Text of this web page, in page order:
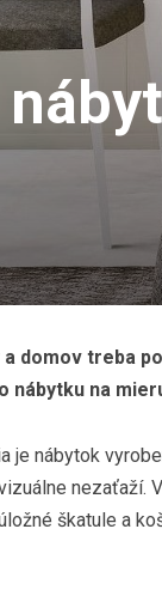
domov treba
nábytku na
je nábytok
nezaťaží.
škatule a